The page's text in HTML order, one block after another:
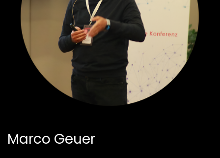
Marco Geuer